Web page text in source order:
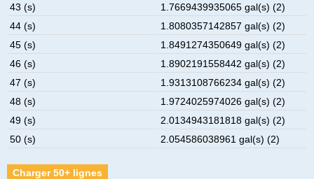
43 (s)
1.7669439935065 gal(s) (2)
44 (s)
1.8080357142857 gal(s) (2)
45 (s)
1.8491274350649 gal(s) (2)
46 (s)
1.8902191558442 gal(s) (2)
47 (s)
1.9313108766234 gal(s) (2)
48 (s)
1.9724025974026 gal(s) (2)
49 (s)
2.0134943181818 gal(s) (2)
50 (s)
2.054586038961 gal(s) (2)
Charger 50+ lignes